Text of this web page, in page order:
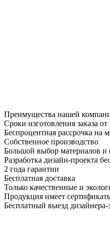
Преимущества нашей
Сроки изготовления заказа от
Беспроцентная рассрочка на
Собственное производство
Большой выбор материалов
Разработка дизайн-проекта
2 года гарантии
Бесплатная доставка
Только качественные и
Продукция имеет
Бесплатный выезд